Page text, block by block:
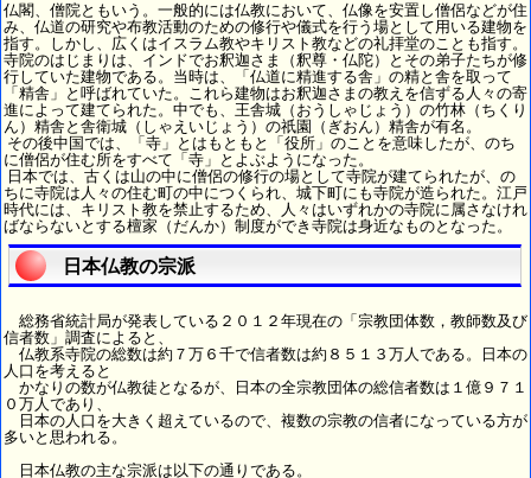
仏閣、僧院ともいう。一般的には仏教において、仏像を安置し僧侶などが住
み、仏道の研究や布教活動のための修行や儀式を行う場として用いる建物を
指す。しかし、広くはイスラム教やキリスト教などの礼拝堂のことも指す。
寺院のはじまりは、インドでお釈迦さま（釈尊・仏陀）とその弟子たちが修
行していた建物である。当時は、「仏道に精進する舎」の精と舎を取って
「精舎」と呼ばれていた。これら建物はお釈迦さまの教えを信ずる人々の寄
進によって建てられた。中でも、王舎城（おうしゃじょう）の竹林（ちくり
ん）精舎と舎衛城（しゃえいじょう）の祇園（ぎおん）精舎が有名。
その後中国では、「寺」とはもともと「役所」のことを意味したが、のち
に僧侶が住む所をすべて「寺」とよぶようになった。
日本では、古くは山の中に僧侶の修行の場として寺院が建てられたが、の
ちに寺院は人々の住む町の中につくられ、城下町にも寺院が造られた。江戸
時代には、キリスト教を禁止するため、人々はいずれかの寺院に属さなけれ
ばならないとする檀家（だんか）制度ができ寺院は身近なものとなった。
日本仏教の宗派
総務省統計局が発表している２０１２年現在の「宗教団体数，教師数及び
信者数」調査によると、
仏教系寺院の総数は約７万６千で信者数は約８５１３万人である。日本の
人口を考えると
かなりの数が仏教徒となるが、日本の全宗教団体の総信者数は１億９７１
０万人であり、
日本の人口を大きく超えているので、複数の宗教の信者になっている方が
多いと思われる。
日本仏教の主な宗派は以下の通りである。